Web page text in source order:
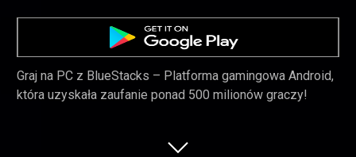
Graj na PC z BlueStacks – Platforma gamingowa Android,
która uzyskała zaufanie ponad 500 milionów graczy!